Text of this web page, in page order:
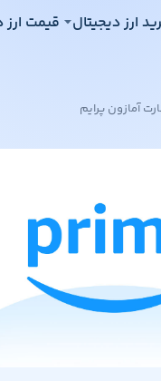
ارز دیجیتال قیمت ارز
آمازون پرایم